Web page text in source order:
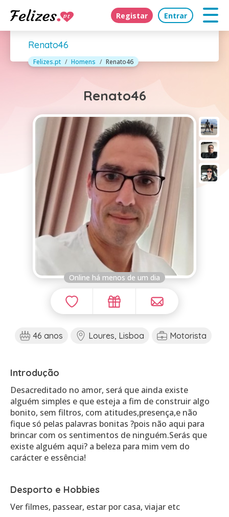
Registar Entrar
Renato46
Felizes.pt Homens Renato46
Renato46
Online há menos de um dia
46 anos Loures, Lisboa Motorista
Introdução
Desacreditado no amor, será que ainda existe
alguém simples e que esteja a fim de construir algo
bonito, sem filtros, com atitudes,presença,e não
fique só pelas palavras bonitas ?pois não aqui para
brincar com os sentimentos de ninguém.Serás que
existe alguém aqui? a beleza para mim vem do
carácter e essência!
Desporto e Hobbies
Ver filmes, passear, estar por casa, viajar etc